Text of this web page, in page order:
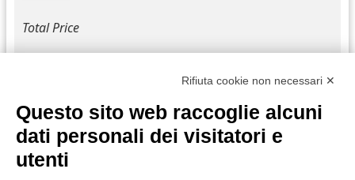
Total Price
Rifiuta cookie non necessari ✕
Questo sito web raccoglie alcuni
dati personali dei visitatori e
utenti